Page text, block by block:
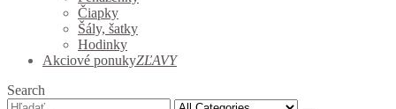
Čiapky
Šály, šatky
Hodinky
Akciové ponukyZĽAVY
Search